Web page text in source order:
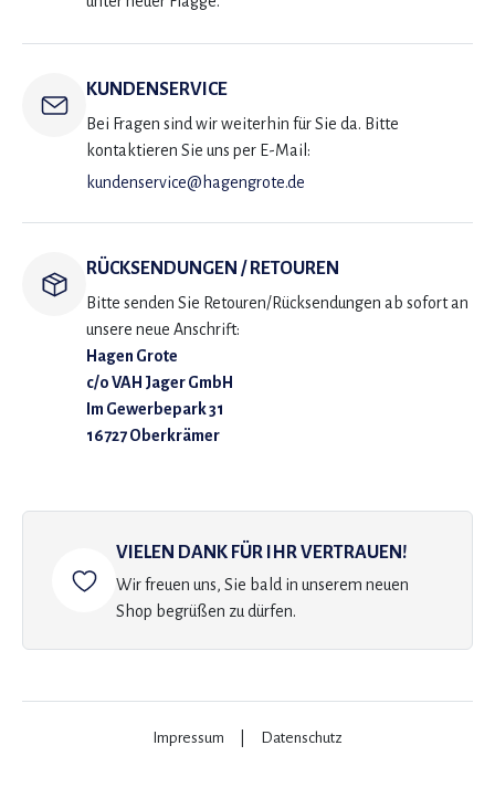
KUNDENSERVICE
Bei Fragen sind wir weiterhin für Sie da. Bitte
kontaktieren Sie uns per E-Mail:
kundenservice@hagengrote.de
RÜCKSENDUNGEN / RETOUREN
Bitte senden Sie Retouren/Rücksendungen ab sofort an
unsere neue Anschrift:
Hagen Grote
c/o VAH Jager GmbH
Im Gewerbepark 31
16727 Oberkrämer
VIELEN DANK FÜR IHR VERTRAUEN!
Wir freuen uns, Sie bald in unserem neuen
Shop begrüßen zu dürfen.
Impressum Datenschutz